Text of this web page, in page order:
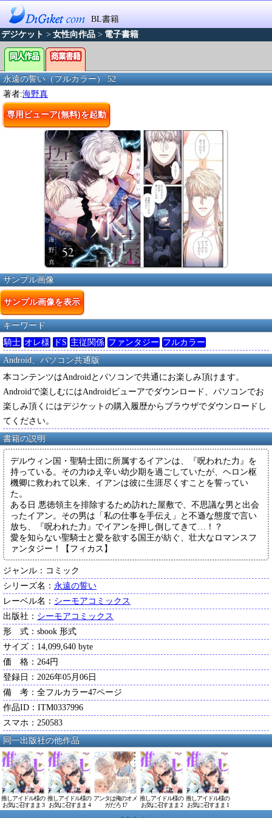
BL書籍
デジケット > 女性向作品 > 電子書籍
永遠の誓い（フルカラー） 52
著者:海野真
専用ビューア(無料)を起動
サンプル画像
サンプル画像を表示
キーワード
騎士 オレ様 ドS 主従関係 ファンタジー フルカラー
Android、パソコン共通版
本コンテンツはAndroidとパソコンで共通にお楽しみ頂けます。
Androidで楽しむにはAndroidビューアでダウンロード、パソコンでお
楽しみ頂くにはデジケットの購入履歴からブラウザでダウンロードし
てください。
書籍の説明
デルウィン国・聖騎士団に所属するイアンは、『呪われた力』を
持っている。その力ゆえ辛い幼少期を過ごしていたが、ヘロン枢
機卿に救われて以来、イアンは彼に生涯尽くすことを誓ってい
た。
ある日 悪徳領主を排除するため訪れた屋敷で、不思議な男と出会
ったイアン。その男は「私の仕事を手伝え」と不遜な態度で言い
放ち、『呪われた力』でイアンを押し倒してきて…！？
愛を知らない聖騎士と愛を欲する国王が紡ぐ、壮大なロマンスフ
ァンタジー！【フィカス】
ジャンル：コミック
シリーズ名： 永遠の誓い
レーベル名： シーモアコミックス
出版社： シーモアコミックス
形 式：sbook 形式
サイズ：14,099,640 byte
価 格：264円
登録日：2026年05月06日
備 考：全フルカラー47ページ
作品ID：ITM0337996
スマホ：250583
同一出版社の他作品
推しアイドル様の
お気に召すまま 3
推しアイドル様の
お気に召すまま 4
アンタは俺のオメ
ガだろ 17
推しアイドル様の
お気に召すまま 2
推しアイドル様の
お気に召すまま 1